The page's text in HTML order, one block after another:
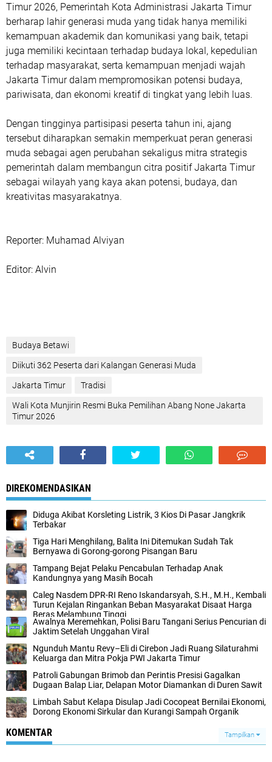
Timur 2026, Pemerintah Kota Administrasi Jakarta Timur
berharap lahir generasi muda yang tidak hanya memiliki
kemampuan akademik dan komunikasi yang baik, tetapi
juga memiliki kecintaan terhadap budaya lokal, kepedulian
terhadap masyarakat, serta kemampuan menjadi wajah
Jakarta Timur dalam mempromosikan potensi budaya,
pariwisata, dan ekonomi kreatif di tingkat yang lebih luas.
Dengan tingginya partisipasi peserta tahun ini, ajang
tersebut diharapkan semakin memperkuat peran generasi
muda sebagai agen perubahan sekaligus mitra strategis
pemerintah dalam membangun citra positif Jakarta Timur
sebagai wilayah yang kaya akan potensi, budaya, dan
kreativitas masyarakatnya.
Reporter: Muhamad Alviyan
Editor: Alvin
Budaya Betawi
Diikuti 362 Peserta dari Kalangan Generasi Muda
Jakarta Timur Tradisi
Wali Kota Munjirin Resmi Buka Pemilihan Abang None Jakarta
Timur 2026
DIREKOMENDASIKAN
Diduga Akibat Korsleting Listrik, 3 Kios Di Pasar Jangkrik
Terbakar
Tiga Hari Menghilang, Balita Ini Ditemukan Sudah Tak
Bernyawa di Gorong-gorong Pisangan Baru
Tampang Bejat Pelaku Pencabulan Terhadap Anak
Kandungnya yang Masih Bocah
Caleg Nasdem DPR-RI Reno Iskandarsyah, S.H., M.H., Kembali
Turun Kejalan Ringankan Beban Masyarakat Disaat Harga
Beras Melambung Tinggi
Awalnya Meremehkan, Polisi Baru Tangani Serius Pencurian di
Jaktim Setelah Unggahan Viral
Ngunduh Mantu Revy–Eli di Cirebon Jadi Ruang Silaturahmi
Keluarga dan Mitra Pokja PWI Jakarta Timur
‎Patroli Gabungan Brimob dan Perintis Presisi Gagalkan
Dugaan Balap Liar, Delapan Motor Diamankan di Duren Sawit
Limbah Sabut Kelapa Disulap Jadi Cocopeat Bernilai Ekonomi,
Dorong Ekonomi Sirkular dan Kurangi Sampah Organik
KOMENTAR Tampilkan